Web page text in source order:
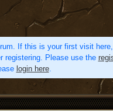
If this is your first visit
registering. Please use the
login here.